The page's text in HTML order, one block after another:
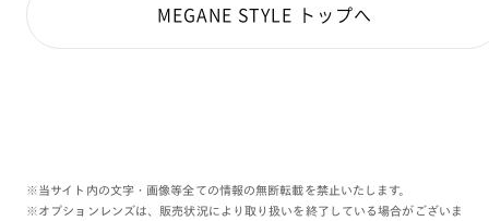
MEGANE STYLE トップへ
※当サイト内の文字・画像等全ての情報の無断転載を禁止いたします。
※オプションレンズは、販売状況により取り扱いを終了している場合がございま